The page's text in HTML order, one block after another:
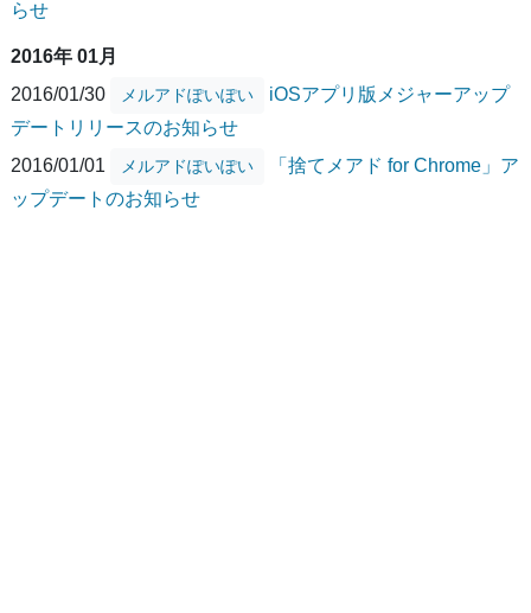
らせ
2016年 01月
2016/01/30
メルアドぽいぽい
iOSアプリ版メジャーアップ
デートリリースのお知らせ
2016/01/01
メルアドぽいぽい
「捨てメアド for Chrome」ア
ップデートのお知らせ